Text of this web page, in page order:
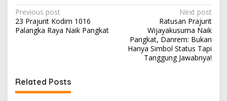
P
o
a
Previous post
23 Prajurit Kodim 1016
Palangka Raya Naik Pangkat
Next post
Ratusan Prajurit
Wijayakusuma Naik
Pangkat, Danrem: Bukan
Hanya Simbol Status Tapi
Tanggung Jawabnya!
Related Posts